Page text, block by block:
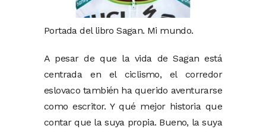
Portada del libro Sagan. Mi mundo.
A pesar de que la vida de Sagan está
centrada en el ciclismo, el corredor
eslovaco también ha querido aventurarse
como escritor. Y qué mejor historia que
contar que la suya propia. Bueno, la suya